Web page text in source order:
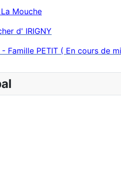
Mouche
d' IRIGNY
- Famille PETIT ( En cours de